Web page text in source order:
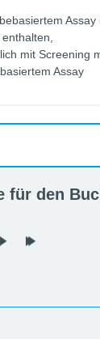
mit Screening
Assay
für den